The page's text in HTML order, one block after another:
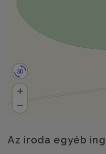
Az iroda egyéb